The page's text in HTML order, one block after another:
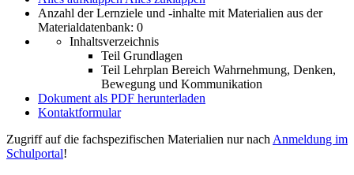
Anzahl der Lernziele und -inhalte mit Materialien aus der
Materialdatenbank: 0
Inhaltsverzeichnis
Teil Grundlagen
Teil Lehrplan Bereich Wahrnehmung, Denken,
Bewegung und Kommunikation
Dokument als PDF herunterladen
Kontaktformular
Zugriff auf die fachspezifischen Materialien nur nach Anmeldung im
Schulportal!